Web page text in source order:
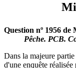
Question nº 1956 de
Pêche.­ PCB.­
Dans la majeure
d'une enquête